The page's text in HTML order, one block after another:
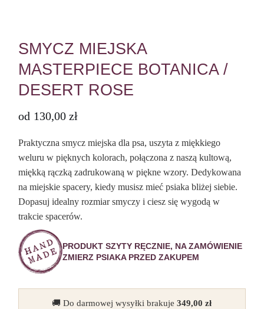
SMYCZ MIEJSKA
MASTERPIECE BOTANICA /
DESERT ROSE
od 130,00 zł
Praktyczna smycz miejska dla psa, uszyta z miękkiego
weluru w pięknych kolorach, połączona z naszą kultową,
miękką rączką zadrukowaną w piękne wzory. Dedykowana
na miejskie spacery, kiedy musisz mieć psiaka bliżej siebie.
Dopasuj idealny rozmiar smyczy i ciesz się wygodą w
trakcie spacerów.
PRODUKT SZYTY RĘCZNIE, NA ZAMÓWIENIE
ZMIERZ PSIAKA PRZED ZAKUPEM
🚚 Do darmowej wysyłki brakuje349,00zł